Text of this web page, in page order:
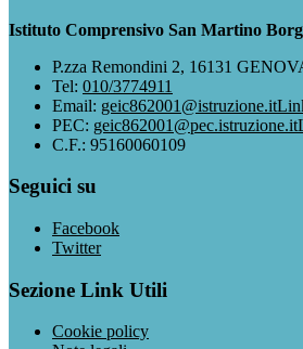
Istituto Comprensivo San Martino
P.zza Remondini 2, 16131
Tel: 010/3774911
Email: geic862001@istruzione.it
PEC: geic862001@pec.istruzione.it
C.F.: 95160060109
Seguici su
Facebook
Twitter
Sezione Link Utili
Cookie policy